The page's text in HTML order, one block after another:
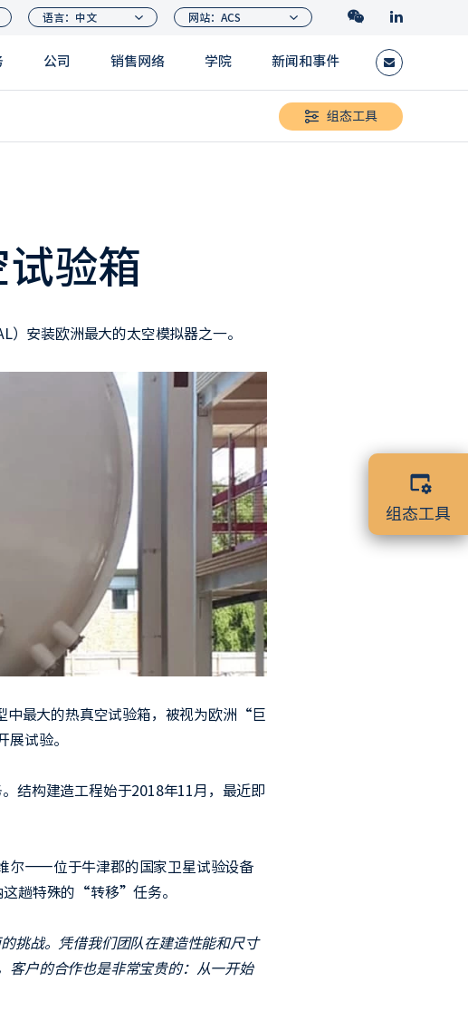
公司 销售网络 学院 新闻和事件
组态工具
组态工具
试验箱
）安装欧洲最大的太空模拟器之一。
中最大的热真空试验箱，被视为欧洲“巨
试验。
结构建造工程始于2018年11月，最近即
尔——位于牛津郡的国家卫星试验设备
这趟特殊的“转移”任务。
挑战。凭借我们团队在建造性能和尺寸
客户的合作也是非常宝贵的：从一开始